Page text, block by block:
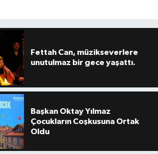
Fettah Can, müzikseverlere
unutulmaz bir gece yaşattı.
Başkan Oktay Yılmaz
Çocukların Coşkusuna Ortak
Oldu